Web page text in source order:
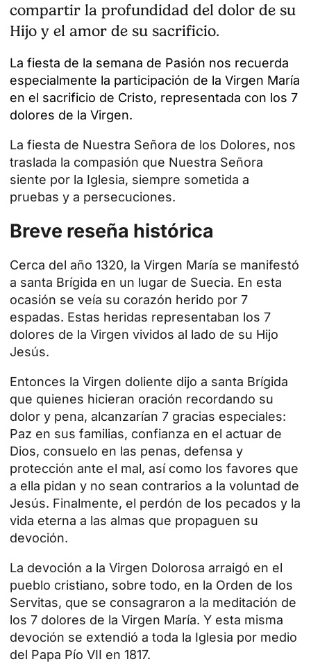
compartir la profundidad del dolor de su
Hijo y el amor de su sacrificio.
La fiesta de la semana de Pasión nos recuerda
especialmente la participación de la Virgen María
en el sacrificio de Cristo, representada con los 7
dolores de la Virgen.
La fiesta de Nuestra Señora de los Dolores, nos
traslada la compasión que Nuestra Señora
siente por la Iglesia, siempre sometida a
pruebas y a persecuciones.
Breve reseña histórica
Cerca del año 1320, la Virgen María se manifestó
a santa Brígida en un lugar de Suecia. En esta
ocasión se veía su corazón herido por 7
espadas. Estas heridas representaban los 7
dolores de la Virgen vividos al lado de su Hijo
Jesús.
Entonces la Virgen doliente dijo a santa Brígida
que quienes hicieran oración recordando su
dolor y pena, alcanzarían 7 gracias especiales:
Paz en sus familias, confianza en el actuar de
Dios, consuelo en las penas, defensa y
protección ante el mal, así como los favores que
a ella pidan y no sean contrarios a la voluntad de
Jesús. Finalmente, el perdón de los pecados y la
vida eterna a las almas que propaguen su
devoción.
La devoción a la Virgen Dolorosa arraigó en el
pueblo cristiano, sobre todo, en la Orden de los
Servitas, que se consagraron a la meditación de
los 7 dolores de la Virgen María. Y esta misma
devoción se extendió a toda la Iglesia por medio
del Papa Pío VII en 1817.